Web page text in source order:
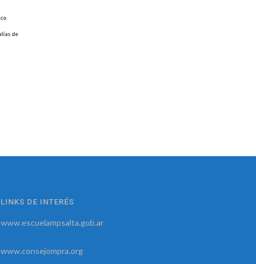
LINKS DE INTERÉS
www.escuelampsalta.gob.ar
www.consejompra.org